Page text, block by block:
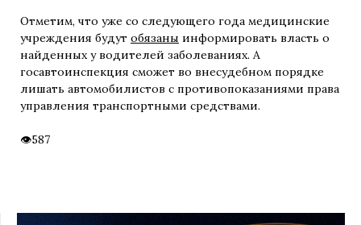
Отметим, что уже со следующего года медицинские
учреждения будут обязаны информировать власть о
найденных у водителей заболеваниях. А
госавтоинспекция сможет во внесудебном порядке
лишать автомобилистов с противопоказаниями права
управления транспортными средствами.
587